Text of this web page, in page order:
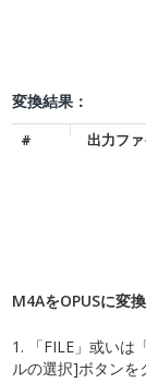
変換結果：
# 出力フ
M4AをOPUSに変
1. 「FILE」或いは
ルの選択]ボタンを